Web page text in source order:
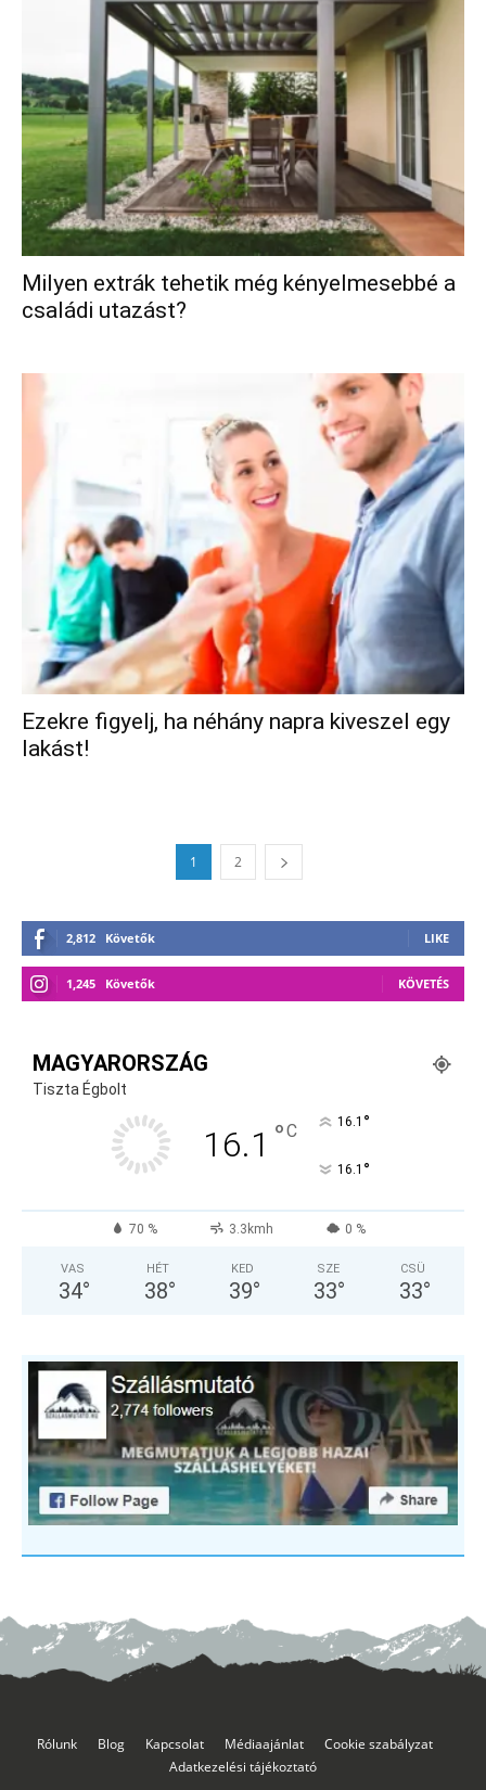
Milyen extrák tehetik még kényelmesebbé a
családi utazást?
Ezekre figyelj, ha néhány napra kiveszel egy
lakást!
1 2
2,812 Követők LIKE
1,245 Követők KÖVETÉS
MAGYARORSZÁG
Tiszta Égbolt
16.1 °C 16.1 °
16.1 °
70 % 3.3kmh 0 %
VAS
34°
HÉT
38°
KED
39°
SZE
33°
CSÜ
33°
Rólunk Blog Kapcsolat Médiaajánlat
Cookie szabályzat
Adatkezelési tájékoztató